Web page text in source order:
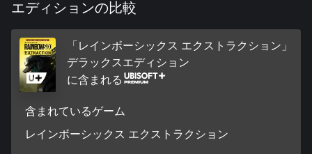
エディションの比較
「レインボーシックス エクストラクション」
デラックスエディション
に含まれる
含まれているゲーム
レインボーシックス エクストラクション